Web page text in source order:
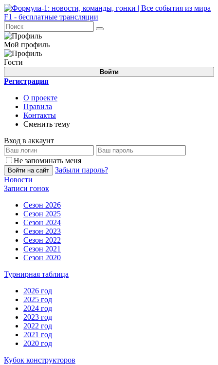
Мой профиль
Гости
Войти
Регистрация
О проекте
Правила
Контакты
Сменить тему
Вход в аккаунт
Не запоминать меня
Войти на сайт
Забыли пароль?
Новости
Записи гонок
Сезон 2026
Сезон 2025
Сезон 2024
Сезон 2023
Сезон 2022
Сезон 2021
Сезон 2020
Турнирная таблица
2026 год
2025 год
2024 год
2023 год
2022 год
2021 год
2020 год
Кубок конструкторов